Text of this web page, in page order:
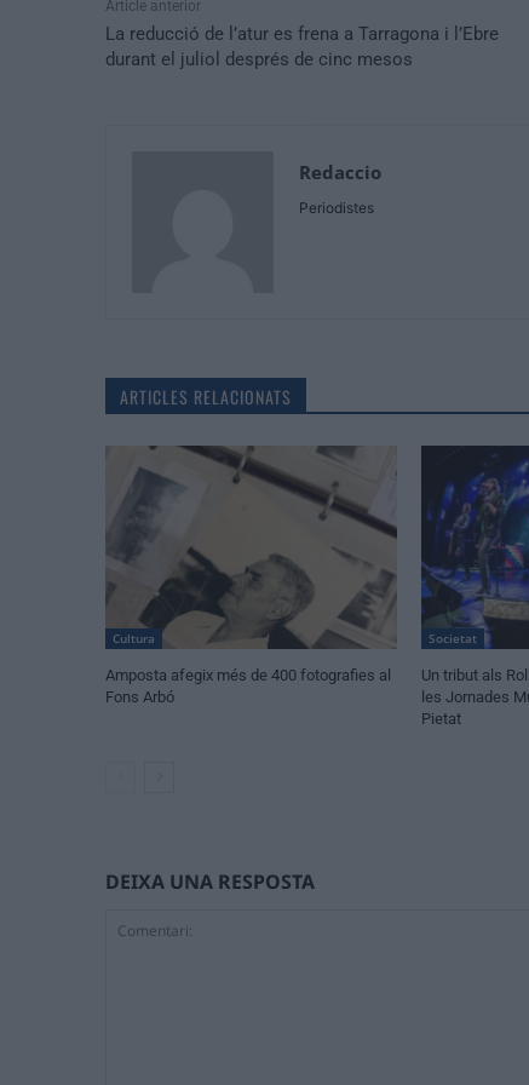
Article anterior
La reducció de l’atur es frena a Tarragona i l’Ebre
durant el juliol després de cinc mesos
Redaccio
Periodistes
ARTICLES RELACIONATS
Cultura
Amposta afegix més de 400 fotografies al
Fons Arbó
Societat
Un tribut als
les Jornades
Pietat
DEIXA UNA RESPOSTA